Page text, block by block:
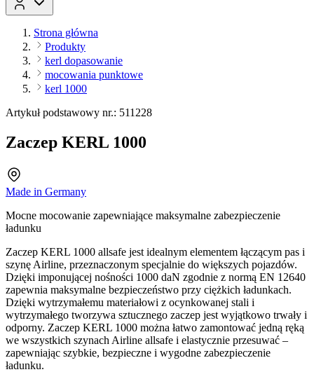
Strona główna
Produkty
kerl dopasowanie
mocowania punktowe
kerl 1000
Artykuł podstawowy nr.: 511228
Zaczep KERL 1000
Made in Germany
Mocne mocowanie zapewniające maksymalne zabezpieczenie
ładunku
Zaczep KERL 1000 allsafe jest idealnym elementem łączącym pas i
szynę Airline, przeznaczonym specjalnie do większych pojazdów.
Dzięki imponującej nośności 1000 daN zgodnie z normą EN 12640
zapewnia maksymalne bezpieczeństwo przy ciężkich ładunkach.
Dzięki wytrzymałemu materiałowi z ocynkowanej stali i
wytrzymałego tworzywa sztucznego zaczep jest wyjątkowo trwały i
odporny. Zaczep KERL 1000 można łatwo zamontować jedną ręką
we wszystkich szynach Airline allsafe i elastycznie przesuwać –
zapewniając szybkie, bezpieczne i wygodne zabezpieczenie
ładunku.